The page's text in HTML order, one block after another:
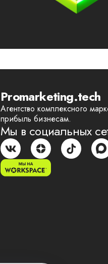
Promarketing.tech
Агентство комплексного
прибыль бизнесам.
Мы в социальных